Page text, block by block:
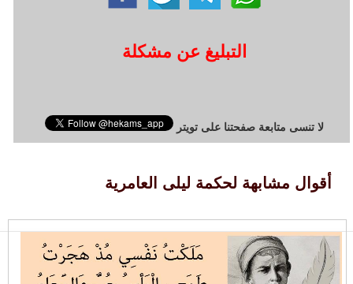
التبليغ عن مشكلة
لا تنسى متابعة صفحتنا على تويتر
أقوال مشابهة لحكمة ليلى العامرية